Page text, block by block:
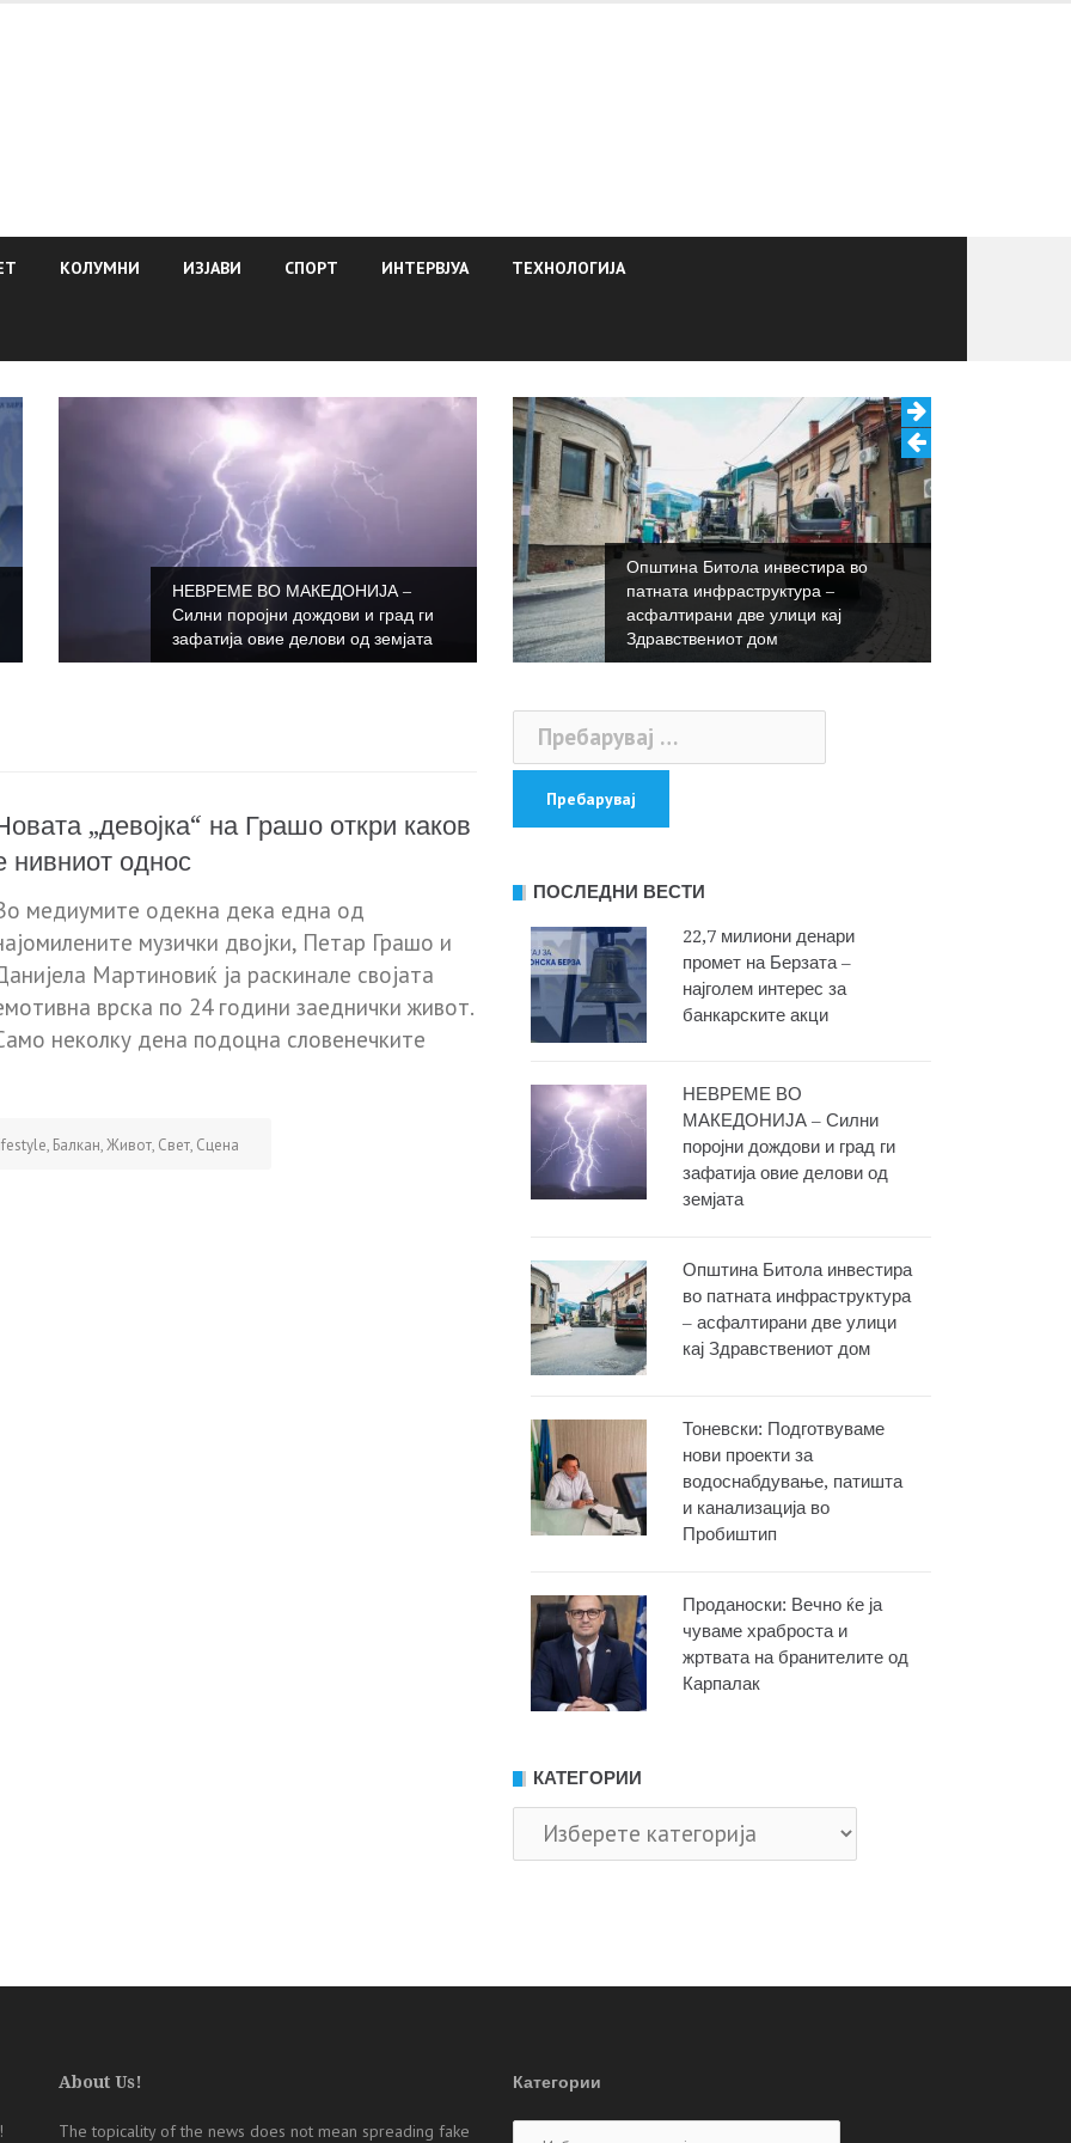
КОЛУМНИ ИЗЈАВИ СПОРТ ИНТЕРВЈУА ТЕХНОЛОГИЈА
НЕВРЕМЕ ВО МАКЕДОНИЈА –
Силни поројни дождови и град ги
зафатија овие делови од земјата
Општина Битола инвестира во
патната инфраструктура –
асфалтирани две улици кај
Здравствениот дом
„девојка“ на Грашо откри каков
нивниот однос
медиумите одекна дека една од
музички двојки, Петар Грашо и
Мартиновиќ ја раскинале својата
врска по 24 години заеднички живот.
неколку дена подоцна словенечките
, Балкан,Живот, Свет, Сцена
Пребарувај
за:
ПОСЛЕДНИ ВЕСТИ
22,7 милиони денари
промет на Берзата –
најголем интерес за
банкарските акци
НЕВРЕМЕ ВО
МАКЕДОНИЈА – Силни
поројни дождови и град ги
зафатија овие делови од
земјата
Општина Битола инвестира
во патната инфраструктура
– асфалтирани две улици
кај Здравствениот дом
Тоневски: Подготвуваме
нови проекти за
водоснабдување, патишта
и канализација во
Пробиштип
Проданоски: Вечно ќе ја
чуваме храброста и
жртвата на бранителите од
Карпалак
КАТЕГОРИИ
Категории
About Us!
The topicality of the news does not mean spreading fake
Категории